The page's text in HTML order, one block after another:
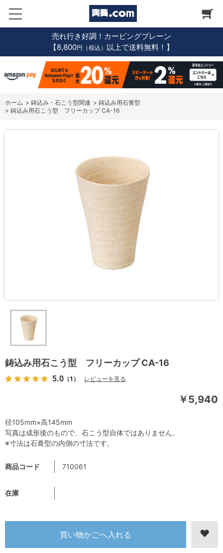
売れ行き好調！カービングプレーン
【8,800円（税込） 以上で送料無料！】
ホーム > 鋳込み・石こう型関連 > 鋳込み用石膏型
> 鋳込み用石こう型 フリーカップ CA-16
鋳込み用石こう型 フリーカップ CA-16
5.0 （1） レビューを見る
￥5,940
商品コード 710061
在庫
径105mm×高145mm
写真は成形後のもので、石こう型自体ではありません。
※寸法は石膏型の内側の寸法です。